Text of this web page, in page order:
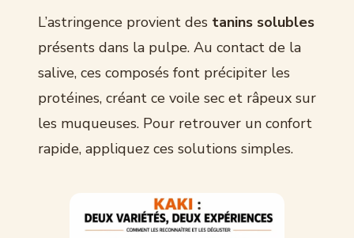
L’astringence provient des tanins solubles
présents dans la pulpe. Au contact de la
salive, ces composés font précipiter les
protéines, créant ce voile sec et râpeux sur
les muqueuses. Pour retrouver un confort
rapide, appliquez ces solutions simples.